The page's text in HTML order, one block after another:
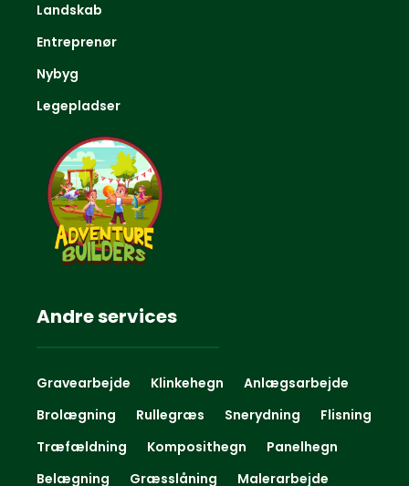
Landskab
Entreprenør
Nybyg
Legepladser
Andre services
Gravearbejde Klinkehegn
Anlægsarbejde
Brolægning
Rullegræs Snerydning
Flisning
Træfældning
Komposithegn
Panelhegn
Belægning
Græsslåning Malerarbejde